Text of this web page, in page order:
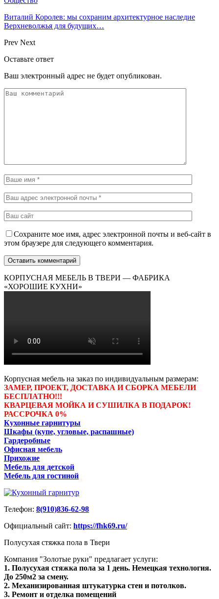
Виталий Королев: мы сохраним архитектурное наследие
Верхневолжья для будущих…
Prev Next
Оставьте ответ
Ваш электронный адрес не будет опубликован.
Сохраните мое имя, адрес электронной почты и веб-сайт в
этом браузере для следующего комментария.
КОРПУСНАЯ МЕБЕЛЬ В ТВЕРИ — ФАБРИКА
«ХОРОШИЕ КУХНИ»
Корпусная мебель на заказ по индивидуальным размерам:
ЗАМЕР, ПРОЕКТ, ДОСТАВКА И СБОРКА МЕБЕЛИ
БЕСПЛАТНО!!!
КВАРЦЕВАЯ МОЙКА И СУШИЛКА В ПОДАРОК!
РАССРОЧКА 0%
Кухонные гарнитуры
Шкафы (купе, угловые, распашные)
Гардеробные
Офисная мебель
Прихожие
Мебель для детской
Мебель для гостиной
Телефон: 8(910)836-62-98
Официальный сайт: https://fhk69.ru/
Полусухая стяжка пола в Твери
Компания "Золотые руки" предлагает услуги:
1. Полусухая стяжка пола за 1 день. Немецкая технология.
До 250м2 за смену.
2. Механизированная штукатурка стен и потолков.
3. Ремонт и отделка помещений